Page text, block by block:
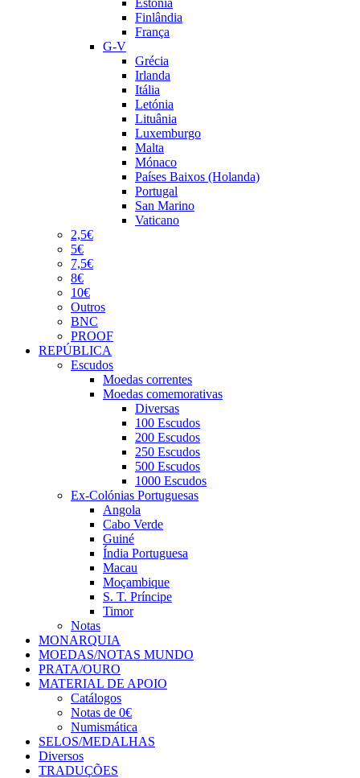
Finlândia
França
G-V
Grécia
Irlanda
Itália
Letónia
Lituânia
Luxemburgo
Malta
Mónaco
Países Baixos (Holanda)
Portugal
San Marino
Vaticano
2,5€
5€
7,5€
8€
10€
Outros
BNC
PROOF
REPÚBLICA
Escudos
Moedas correntes
Moedas comemorativas
Diversas
100 Escudos
200 Escudos
250 Escudos
500 Escudos
1000 Escudos
Ex-Colónias Portuguesas
Angola
Cabo Verde
Guiné
Índia Portuguesa
Macau
Moçambique
S. T. Príncipe
Timor
Notas
MONARQUIA
MOEDAS/NOTAS MUNDO
PRATA/OURO
MATERIAL DE APOIO
Catálogos
Notas de 0€
Numismática
SELOS/MEDALHAS
Diversos
TRADUÇÕES